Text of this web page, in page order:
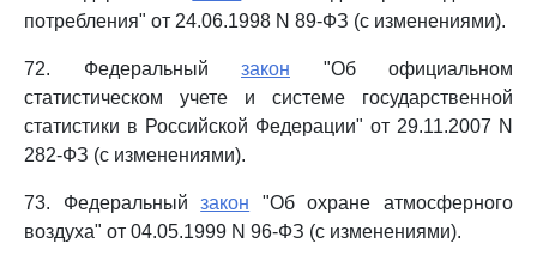
потребления" от 24.06.1998 N 89-ФЗ (с изменениями).
72. Федеральный закон "Об официальном
статистическом учете и системе государственной
статистики в Российской Федерации" от 29.11.2007 N
282-ФЗ (с изменениями).
73. Федеральныйзакон "Об охране атмосферного
воздуха" от 04.05.1999 N 96-ФЗ (с изменениями).